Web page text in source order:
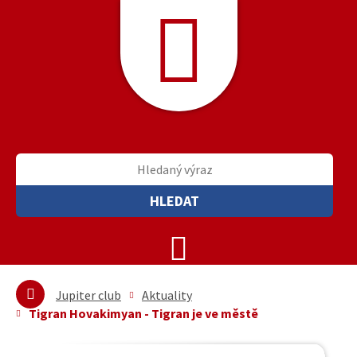
HLEDAT
Jupiter club
Aktuality
Tigran Hovakimyan - Tigran je ve městě